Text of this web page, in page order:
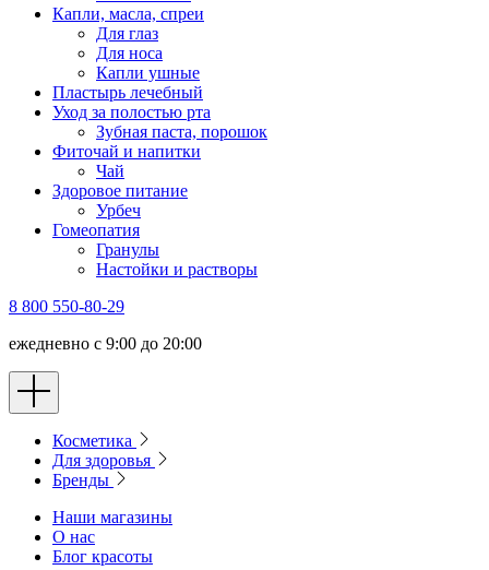
Капли, масла, спреи
Для глаз
Для носа
Капли ушные
Пластырь лечебный
Уход за полостью рта
Зубная паста, порошок
Фиточай и напитки
Чай
Здоровое питание
Урбеч
Гомеопатия
Гранулы
Настойки и растворы
8 800 550-80-29
ежедневно с 9:00 до 20:00
Косметика
Для здоровья
Бренды
Наши магазины
О нас
Блог красоты